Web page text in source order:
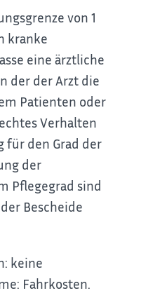
von 1
kranke
eineärztliche
der der Arzt die
Patienten oder
Verhalten
für den Grad der
der
Pflegegrad sind
Bescheide
keine
Fahrkosten.